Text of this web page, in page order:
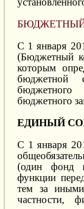
С 1 января
(Бюджетный
которым
бюджетной
бюджетного
бюджетного
ЕДИНЫЙ
С 1 января
(один фонд
функции
тем за
частности,